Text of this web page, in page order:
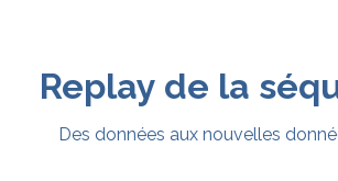
Replay de la
Des données aux nouvelles